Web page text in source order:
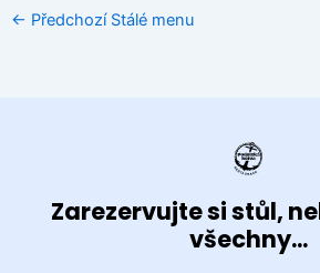
← Předchozí Stálé menu
Zarezervujte si stůl,
všechny...